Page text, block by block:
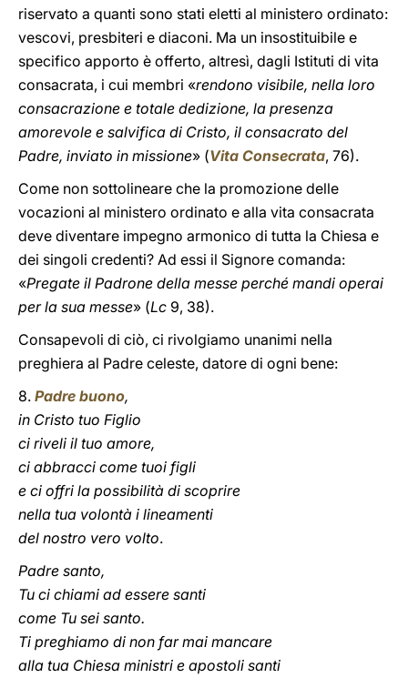
riservato a quanti sono stati eletti al ministero ordinato:
vescovi, presbiteri e diaconi. Ma un insostituibile e
specifico apporto è offerto, altresì, dagli Istituti di vita
consacrata, i cui membri «rendono visibile, nella loro
consacrazione e totale dedizione, la presenza
amorevole e salvifica di Cristo, il consacrato del
Padre, inviato in missione» (Vita Consecrata, 76).
Come non sottolineare che la promozione delle
vocazioni al ministero ordinato e alla vita consacrata
deve diventare impegno armonico di tutta la Chiesa e
dei singoli credenti? Ad essi il Signore comanda:
«Pregate il Padrone della messe perché mandi operai
per la sua messe» (Lc 9, 38).
Consapevoli di ciò, ci rivolgiamo unanimi nella
preghiera al Padre celeste, datore di ogni bene:
8. Padre buono,
in Cristo tuo Figlio
ci riveli il tuo amore,
ci abbracci come tuoi figli
e ci offri la possibilità di scoprire
nella tua volontà i lineamenti
del nostro vero volto.
Padre santo,
Tu ci chiami ad essere santi
come Tu sei santo.
Ti preghiamo di non far mai mancare
alla tua Chiesa ministri e apostoli santi